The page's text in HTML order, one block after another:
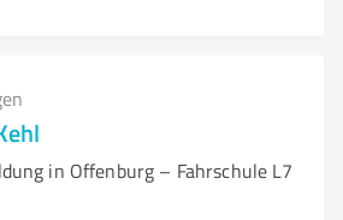
in Offenburg – Fahrschule L7